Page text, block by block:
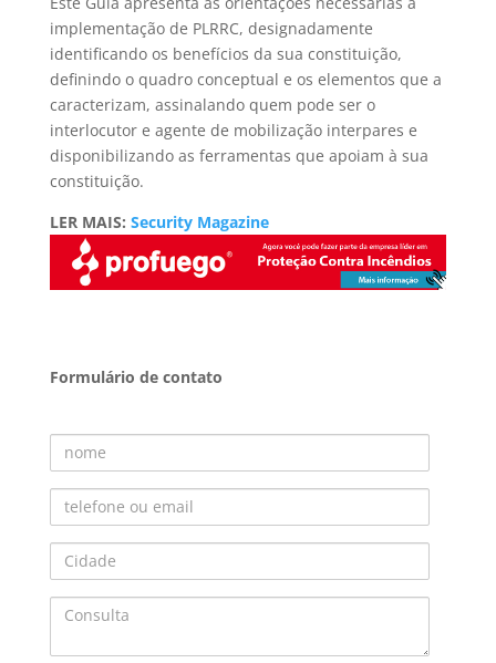
implementação de PLRRC, designadamente
identificando os benefícios da sua constituição,
definindo o quadro conceptual e os elementos que a
caracterizam, assinalando quem pode ser o
interlocutor e agente de mobilização interpares e
disponibilizando as ferramentas que apoiam à sua
constituição.
LER MAIS: Security Magazine
Formulário de contato
Nome
Telefone ou Email
Cidade
Consulta